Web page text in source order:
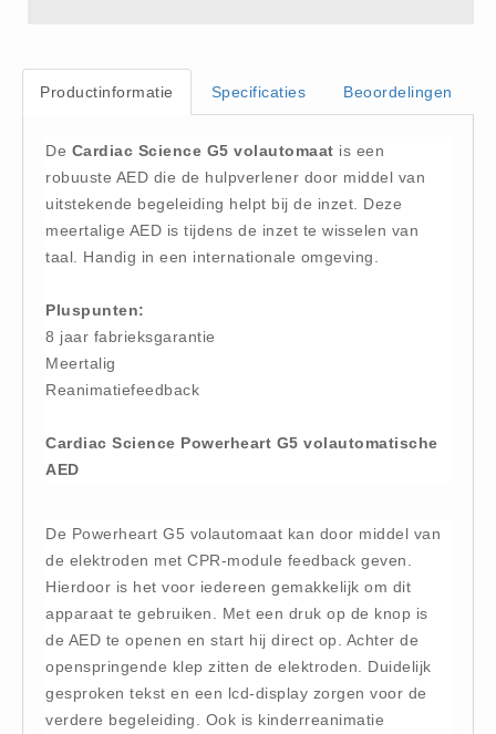
AED trainers (14)
BHV kasten (5)
BHV Kleding
BHV middelen
Evacuatie - Zaklampen (0)
Kleding - Hesjes (0)
Brandblusmiddelen
Brandblussers (0)
Schuimblussers (6)
Brandmelders
CO melders (2)
Brandmelders - Algemeen (1)
Productinformatie Specificaties Beoordelingen
De Cardiac Science G5 volautomaat is een
robuuste AED die de hulpverlener door middel van
uitstekende begeleiding helpt bij de inzet. Deze
meertalige AED is tijdens de inzet te wisselen van
taal. Handig in een internationale omgeving.
Pluspunten:
8 jaar fabrieksgarantie
Meertalig
Reanimatiefeedback
Cardiac Science Powerheart G5 volautomatische
AED
De Powerheart G5 volautomaat kan door middel van
de elektroden met CPR-module feedback geven.
Hierdoor is het voor iedereen gemakkelijk om dit
apparaat te gebruiken. Met een druk op de knop is
de AED te openen en start hij direct op. Achter de
openspringende klep zitten de elektroden. Duidelijk
gesproken tekst en een lcd-display zorgen voor de
verdere begeleiding. Ook is kinderreanimatie